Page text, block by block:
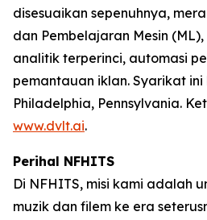
disesuaikan sepenuhnya,
dan Pembelajaran Mesin
analitik terperinci, automasi
pemantauan iklan. Syarikat
Philadelphia, Pennsylvania.
www.dvlt.ai.
Perihal NFHITS
Di NFHITS, misi kami adalah
muzik dan filem ke era